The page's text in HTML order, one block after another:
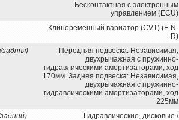
Бесконтактная с электронным
управлением (ECU)
Клиноремённый вариатор (CVT) (F-N-
R)
Передняя подвеска: Независимая,
двухрычажная с пружинно-
гидравлическими амортизаторами, ход
170мм. Задняя подвеска: Независимая,
двухрычажная с пружинно-
гидравлическими амортизаторами, ход
225мм
Гидравлические, дисковые /